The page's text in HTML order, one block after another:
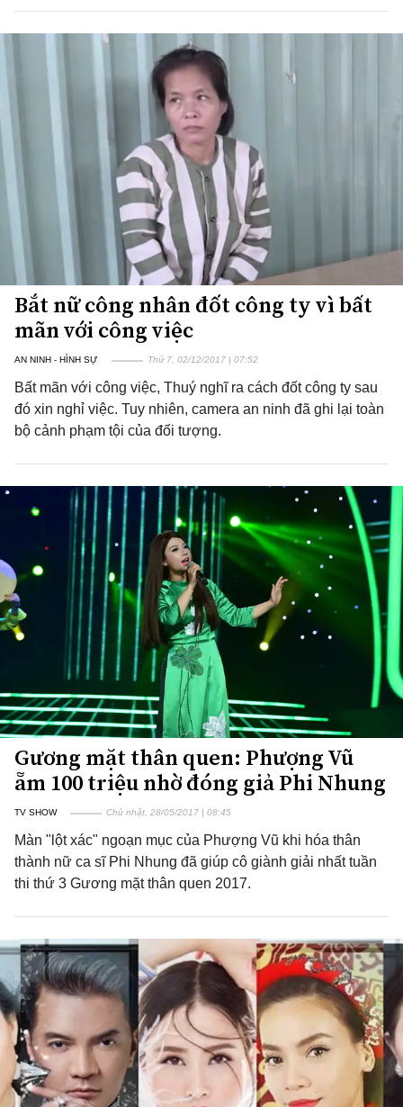
Bắt nữ công nhân đốt công ty vì bất
mãn với công việc
AN NINH - HÌNH SỰ Thứ 7, 02/12/2017 | 07:52
Bất mãn với công việc, Thuý nghĩ ra cách đốt công ty sau
đó xin nghỉ việc. Tuy nhiên, camera an ninh đã ghi lại toàn
bộ cảnh phạm tội của đối tượng.
Gương mặt thân quen: Phượng Vũ
ẵm 100 triệu nhờ đóng giả Phi Nhung
TV SHOW Chủ nhật, 28/05/2017 | 08:45
Màn "lột xác" ngoạn mục của Phượng Vũ khi hóa thân
thành nữ ca sĩ Phi Nhung đã giúp cô giành giải nhất tuần
thi thứ 3 Gương mặt thân quen 2017.